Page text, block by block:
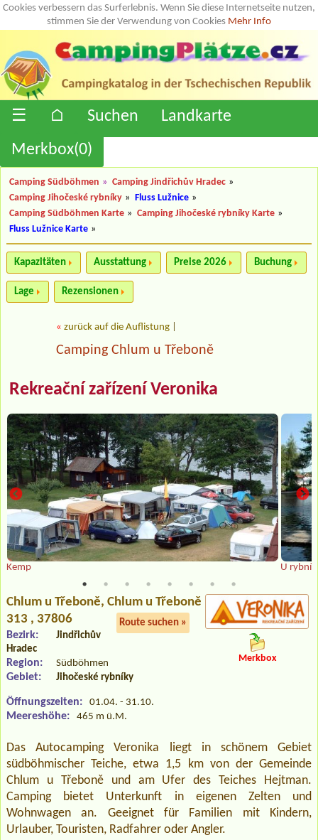
Cookies verbessern das Surferlebnis. Wenn Sie diese Internetseite nutzen,
stimmen Sie der Verwendung von Cookies Mehr Info
☰ ⌂ Suchen
Landkarte
Merkbox(0)
Camping Südböhmen » Camping Jindřichův Hradec »
Camping Jihočeské rybníky » Fluss Lužnice »
Camping Südböhmen Karte » Camping Jihočeské rybníky Karte »
Fluss Lužnice Karte »
Kapazitäten Ausstattung Preise 2026 Buchung
Lage Rezensionen
« zurück auf die Auflistung
Camping Chlum u Třeboně
Rekreační zařízení Veronika
Kemp U
Chlum u Třeboně, Chlum u Třeboně
313 , 37806
Route suchen »
Bezirk:
Jindřichův
Hradec
Region: Südböhmen
Gebiet: Jihočeské rybníky
Öffnungszeiten: 01.04. - 31.10.
Meereshöhe: 465 m ü.M.
Merkbox
Das Autocamping Veronika liegt in schönem Gebiet
südböhmischer Teiche, etwa 1,5 km von der Gemeinde
Chlum u Třeboně und am Ufer des Teiches Hejtman.
Camping bietet Unterkunft in eigenen Zelten und
Wohnwagen an. Geeignet für Familien mit Kindern,
Urlauber, Touristen, Radfahrer oder Angler.